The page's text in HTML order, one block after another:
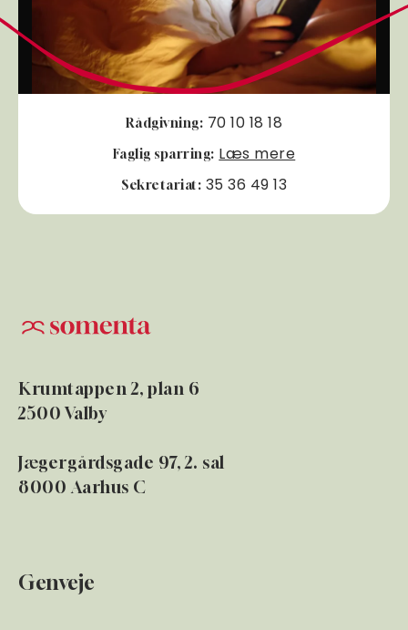
Rådgivning: 70 10 18 18
Faglig sparring: Læs mere
Sekretariat: 35 36 49 13
Krumtappen 2, plan 6
2500 Valby
Jægergårdsgade 97, 2. sal
8000 Aarhus C
Genveje